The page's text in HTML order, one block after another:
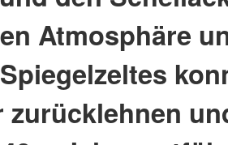
Atmosphäre
zurücklehnen